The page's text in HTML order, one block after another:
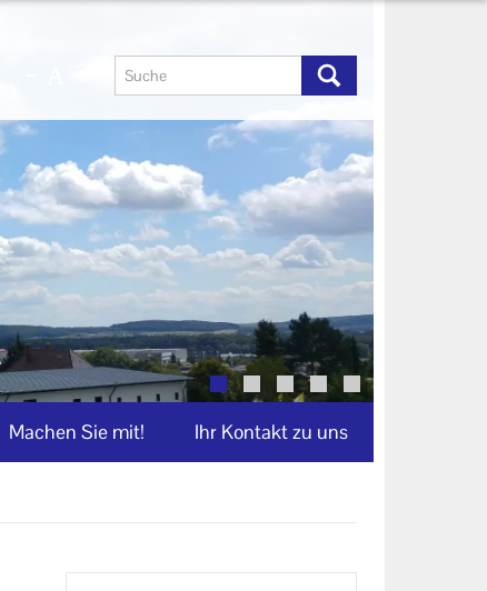
Machen Sie mit! Ihr Kontakt zu uns